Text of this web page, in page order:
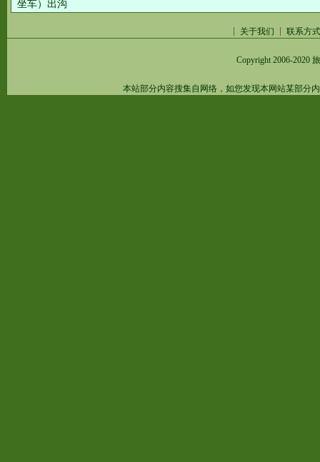
坐车）出沟
关于我们 联系方式
Copyright 2006-2020
本站部分内容搜集自网络，如您发现本网站某部分